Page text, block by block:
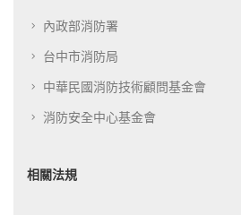
內政部消防署
台中市消防局
中華民國消防技術顧問基金會
消防安全中心基金會
相關法規